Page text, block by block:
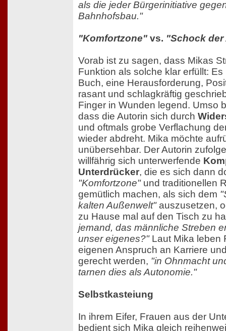
als die jeder Bürgerinitiative
Bahnhofsbau."
"Komfortzone" vs. "Schock
Vorab ist zu sagen, dass Mikas
Funktion als solche klar erfüllt:
Buch, eine Herausforderung,
rasant und schlagkräftig
Finger in Wunden legend. Umso
dass die Autorin sich durch
und oftmals grobe Verflachung
wieder abdreht. Mika möchte
unübersehbar. Der Autorin
willfährig sich unterwerfende
Unterdrücker, die es sich dann
"Komfortzone"und traditionellen
gemütlich machen, als sich dem
kalten Außenwelt"auszusetzen,
zu Hause mal auf den Tisch zu
jemand, das männliche Streben
unser eigenes?"Laut Mika leben
eigenen Anspruch an Karriere
gerecht werden, "in Ohnmacht
tarnen dies als Autonomie."
Selbstkasteiung
In ihrem Eifer, Frauen aus der
bedient sich Mika gleich